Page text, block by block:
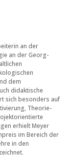
an der
an der Georg-
dem
didaktische
sich besonders auf
Theorie-
erhielt Meyer
im Bereich der
in den